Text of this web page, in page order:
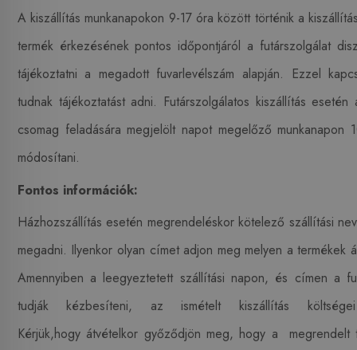
A kiszállítás munkanapokon 9-17 óra között történik a
termék érkezésének pontos időpontjáról a futárszolgálat
tájékoztatni a megadott fuvarlevélszám alapján. Ezzel
tudnak tájékoztatást adni. Futárszolgálatos kiszállítás
csomag feladására megjelölt napot megelőző munkanapon
módosítani.
Fontos információk:
Házhozszállítás esetén megrendeléskor kötelező szállítási
megadni. Ilyenkor olyan címet adjon meg melyen a termékek
Amennyiben a leegyeztetett szállítási napon, és címen a
tudják kézbesíteni, az ismételt kiszállítás
Kérjük,hogy átvételkor győződjön meg, hogy a megrendelt